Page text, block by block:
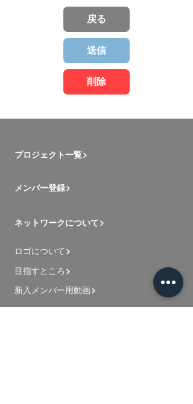
戻る
送信
削除
プロジェクト一覧
メンバー登録
ネットワークについて
ロゴについて
目指すところ
新入メンバー用動画